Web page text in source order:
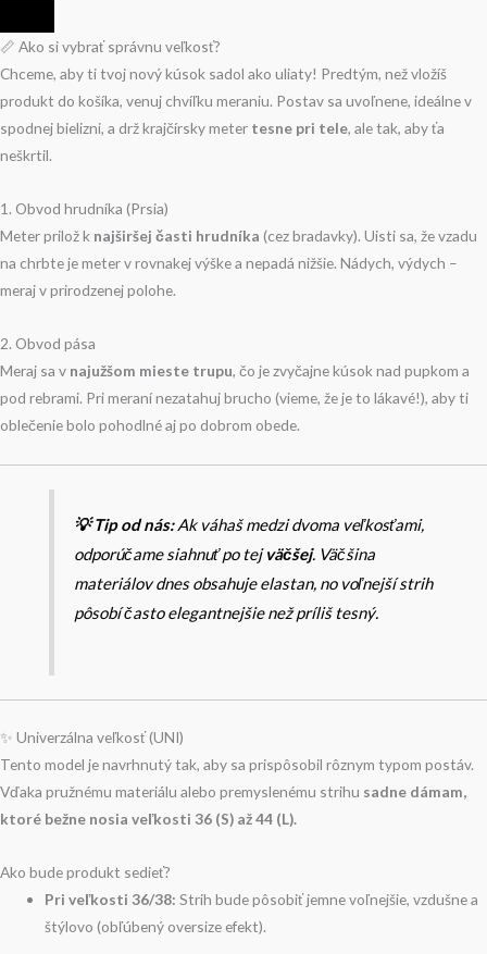
📏 Ako si vybrať správnu veľkosť?
Chceme, aby ti tvoj nový kúsok sadol ako uliaty! Predtým, než vložíš
produkt do košíka, venuj chvíľku meraniu. Postav sa uvoľnene, ideálne v
spodnej bielizni, a drž krajčírsky meter tesne pri tele, ale tak, aby ťa
neškrtil.
1. Obvod hrudníka (Prsia)
Meter prilož k najširšej časti hrudníka (cez bradavky). Uisti sa, že vzadu
na chrbte je meter v rovnakej výške a nepadá nižšie. Nádych, výdych –
meraj v prirodzenej polohe.
2. Obvod pása
Meraj sa v najužšom mieste trupu, čo je zvyčajne kúsok nad pupkom a
pod rebrami. Pri meraní nezatahuj brucho (vieme, že je to lákavé!), aby ti
oblečenie bolo pohodlné aj po dobrom obede.
💡 Tip od nás:Ak váhaš medzi dvoma veľkosťami,
odporúčame siahnuť po tejväčšej. Väčšina
materiálov dnes obsahuje elastan, no voľnejší strih
pôsobí často elegantnejšie než príliš tesný.
✨ Univerzálna veľkosť (UNI)
Tento model je navrhnutý tak, aby sa prispôsobil rôznym typom postáv.
Vďaka pružnému materiálu alebo premyslenému strihu sadne dámam,
ktoré bežne nosia veľkosti 36 (S) až 44 (L).
Ako bude produkt sedieť?
Pri veľkosti 36/38: Strih bude pôsobiť jemne voľnejšie, vzdušne a
štýlovo (obľúbený oversize efekt).